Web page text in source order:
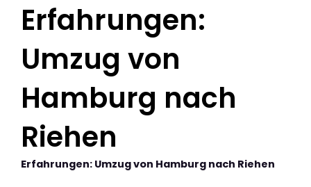
Erfahrungen:
Umzug von
Hamburg nach
Riehen
Erfahrungen: Umzug von Hamburg nach Riehen